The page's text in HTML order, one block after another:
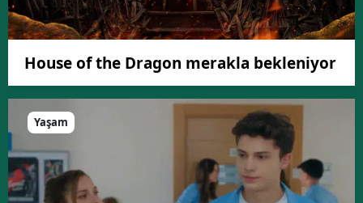
House of the Dragon merakla bekleniyor
Yaşam